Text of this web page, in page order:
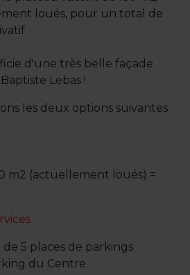
loués, pour un total de
d'une très belle façade
Lebas !
les deux options suivantes
m2 (actuellement loués) =
de 5 places de parkings
du Centre